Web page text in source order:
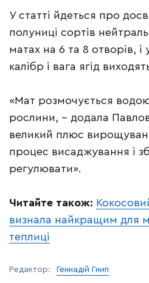
У статті йдеться про
полуниці сортів
матах на 6 та 8 отворів, і
калібр і вага ягід
«Мат розмочується
рослини, – додала
великий плюс
процес висаджування і
регулювати».
Читайте також:
визнала найкращим для
теплиці
Редактор: Геннадій Гнип